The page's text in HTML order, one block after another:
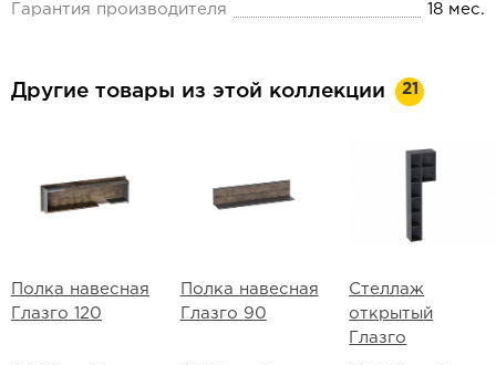
Гарантия производителя 18 мес.
Другие товары из этой коллекции 21
Полка навесная
Глазго 120
Полка навесная
Глазго 90
Стеллаж
открытый
Глазго